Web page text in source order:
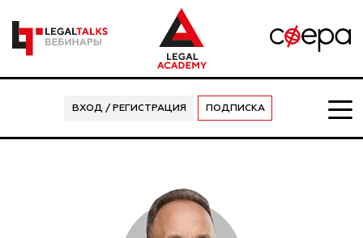
ВХОД / РЕГИСТРАЦИЯ ПОДПИСКА